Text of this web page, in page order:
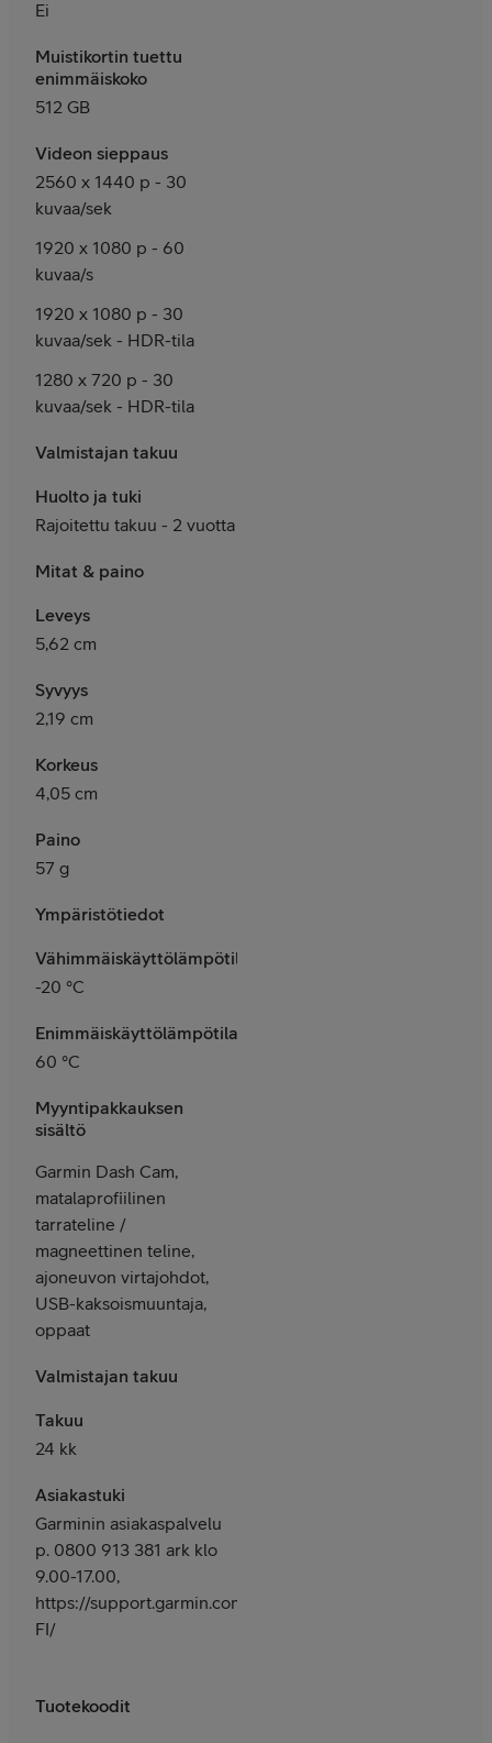
Ei
Muistikortin tuettu
enimmäiskoko
512 GB
Videon sieppaus
2560 x 1440 p - 30
kuvaa/sek
1920 x 1080 p - 60
kuvaa/s
1920 x 1080 p - 30
kuvaa/sek - HDR-tila
1280 x 720 p - 30
kuvaa/sek - HDR-tila
Valmistajan takuu
Huolto ja tuki
Rajoitettu takuu - 2 vuotta
Mitat & paino
Leveys
5,62 cm
Syvyys
2,19 cm
Korkeus
4,05 cm
Paino
57 g
Ympäristötiedot
Vähimmäiskäyttölämpötila
-20 °C
Enimmäiskäyttölämpötila
60 °C
Myyntipakkauksen
sisältö
Garmin Dash Cam,
matalaprofiilinen
tarrateline /
magneettinen teline,
ajoneuvon virtajohdot,
USB-kaksoismuuntaja,
oppaat
Valmistajan takuu
Takuu
24 kk
Asiakastuki
Garminin asiakaspalvelu
p. 0800 913 381 ark klo
9.00-17.00,
https://support.garmin.com/fi-
FI/
Tuotekoodit